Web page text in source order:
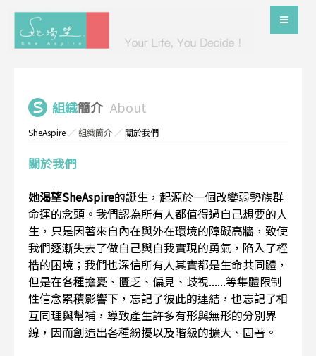
組織簡介 About
SheAspire ／組織簡介 ／關於我們
關於我們
她渴望SheAspire的誕生，起源於一個改變弱勢族群
命運的念頭。我們認為所有人都值得過自己想要的人
生，只是因著來自內在與外在環境的障礙高牆，致使
我們逐漸失去了做自己與自我實現的勇氣，陷入了桎
梏的困境；我們也深信所有人其實都是生命共同體，
但是在各種擔憂、匱乏、偏見、歧視......等集體限制
性信念累積影響下，忘記了彼此的連結，也忘記了相
互同理與幫補，導致產生許多有形與無形的分別界
線，因而創造出各種紛擾以及階級的擴大、固著。